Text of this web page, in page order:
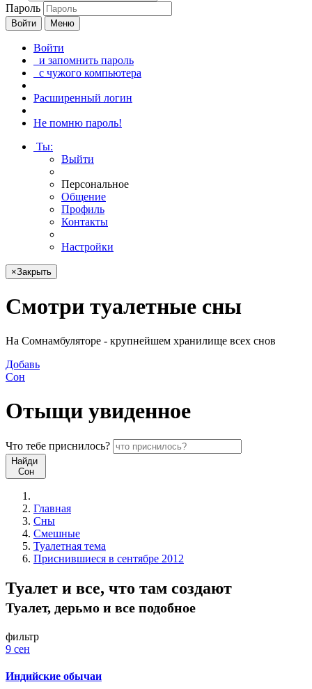
Пароль
Войти Меню
Войти
и запомнить пароль
с чужого компьютера
Расширенный логин
Не помню пароль!
Ты:
Выйти
Персональное
Общение
Профиль
Контакты
Настройки
×Закрыть
Смотри туалетные сны
На Сомнамбуляторе - крупнейшем хранилище всех снов
Добавь
Сон
Отыщи увиденное
Что тебе приснилось?
Найди
Сон
Главная
Сны
Смешные
Туалетная тема
Приснившиеся в сентябре 2012
Туалет и все, что там создают
Туалет, дерьмо и все подобное
фильтр
9 сен
Индийские обычаи